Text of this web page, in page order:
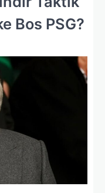
Bos PSG?